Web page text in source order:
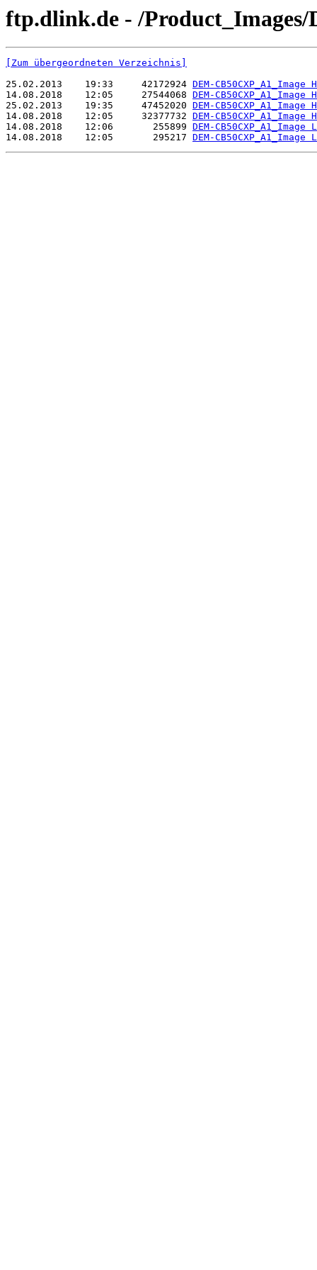
ftp.dlink.de - /
[Zum übergeordneten Verzeichnis]
25.02.2013    19:33     42172924 DEM-
14.08.2018    12:05     27544068 DEM-
25.02.2013    19:35     47452020 DEM-
14.08.2018    12:05     32377732 DEM-
14.08.2018    12:06       255899 DEM-
14.08.2018    12:05       295217 DEM-